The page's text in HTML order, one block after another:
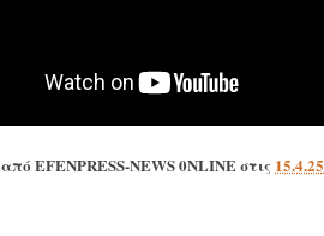
EFENPRESS-NEWS 0NLINEστις 15.4.25